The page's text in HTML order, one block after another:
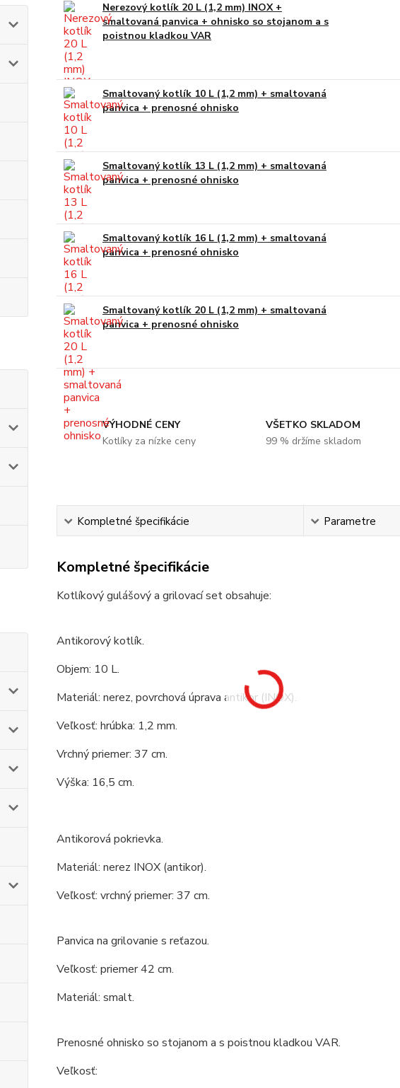
Nerezový kotlík 20 L (1,2 mm) INOX +
smaltovaná panvica + ohnisko so stojanom a s
poistnou kladkou VAR
Smaltovaný kotlík 10 L (1,2 mm) + smaltovaná
panvica + prenosné ohnisko
Smaltovaný kotlík 13 L (1,2 mm) + smaltovaná
panvica + prenosné ohnisko
Smaltovaný kotlík 16 L (1,2 mm) + smaltovaná
panvica + prenosné ohnisko
Smaltovaný kotlík 20 L (1,2 mm) + smaltovaná
panvica + prenosné ohnisko
VÝHODNÉ CENY
Kotlíky za nízke ceny
VŠETKO SKLADOM
99 % držíme skladom
Kompletné špecifikácie Parametre
Kompletné špecifikácie
Kotlíkový gulášový a grilovací set obsahuje:
Antikorový kotlík.
Objem: 10 L.
Materiál: nerez, povrchová úprava antikor (INOX).
Veľkosť: hrúbka: 1,2 mm.
Vrchný priemer: 37 cm.
Výška: 16,5 cm.
Antikorová pokrievka.
Materiál: nerez INOX (antikor).
Veľkosť: vrchný priemer: 37 cm.
Panvica na grilovanie s reťazou.
Veľkosť: priemer 42 cm.
Materiál: smalt.
Prenosné ohnisko so stojanom a s poistnou kladkou VAR.
Veľkosť: